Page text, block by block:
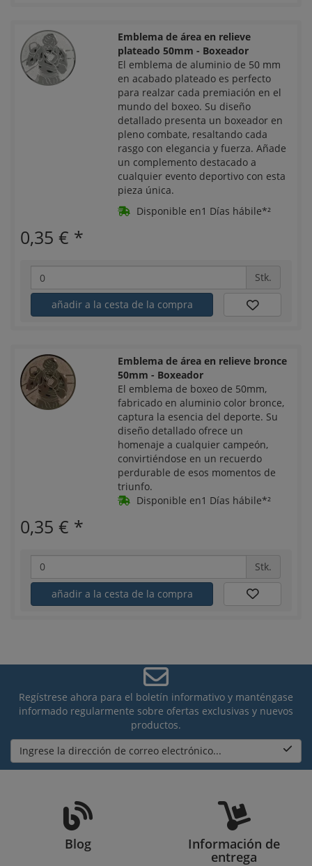
Emblema de área en relieve
plateado 50mm - Boxeador
El emblema de aluminio de 50 mm
en acabado plateado es perfecto
para realzar cada premiación en el
mundo del boxeo. Su diseño
detallado presenta un boxeador en
pleno combate, resaltando cada
rasgo con elegancia y fuerza. Añade
un complemento destacado a
cualquier evento deportivo con esta
pieza única.
Disponible en1 Días hábile*²
0,35 € *
Stk.
añadir a la cesta de la compra
Emblema de área en relieve bronce
50mm - Boxeador
El emblema de boxeo de 50mm,
fabricado en aluminio color bronce,
captura la esencia del deporte. Su
diseño detallado ofrece un
homenaje a cualquier campeón,
convirtiéndose en un recuerdo
perdurable de esos momentos de
triunfo.
Disponible en1 Días hábile*²
0,35 € *
Stk.
añadir a la cesta de la compra
Regístrese ahora para el boletín informativo y manténgase
informado regularmente sobre ofertas exclusivas y nuevos
productos.
Ingrese la dirección de correo electrónico...
Blog Información de
entrega